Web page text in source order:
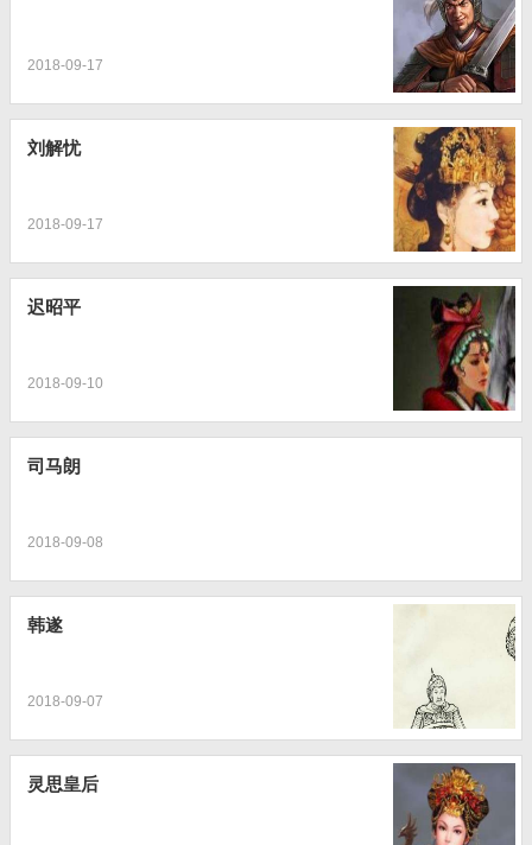
2018-09-17
刘解忧
2018-09-17
迟昭平
2018-09-10
司马朗
2018-09-08
韩遂
2018-09-07
灵思皇后